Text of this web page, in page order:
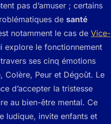
pas d’amuser ; certains
de santé
notamment le cas de Vice-
explore le fonctionnement
ses cinq émotions
Colère, Peur et Dégoût. Le
d’accepter la tristesse
au bien-être mental. Ce
ludique, invite enfants et